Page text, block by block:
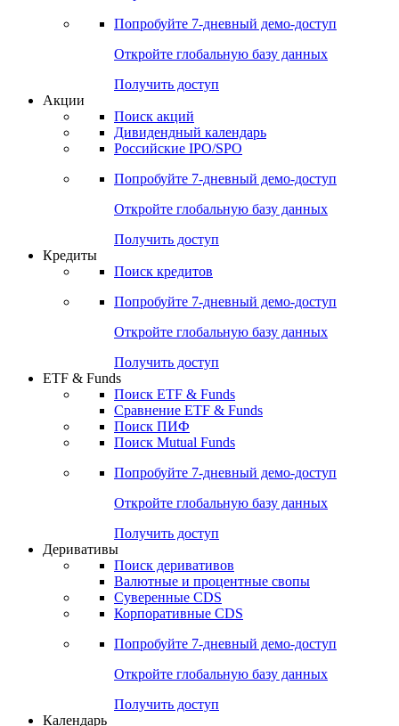
Cbonds Pages
Опросы
Попробуйте7-дневный
Откройте глобальную базу данных
Получить доступ
Поиск акций
Российские IPO/SPO
Попробуйте7-дневный
Откройте глобальную базу данных
Получить доступ
Поиск кредитов
Попробуйте7-дневный
Откройте глобальную базу данных
Получить доступ
ETF & Funds
Сравнение ETF & Funds
Поиск Mutual Funds
Попробуйте7-дневный
Откройте глобальную базу данных
Получить доступ
Деривативы
Валютные и процентные свопы
Корпоративные CDS
Попробуйте7-дневный